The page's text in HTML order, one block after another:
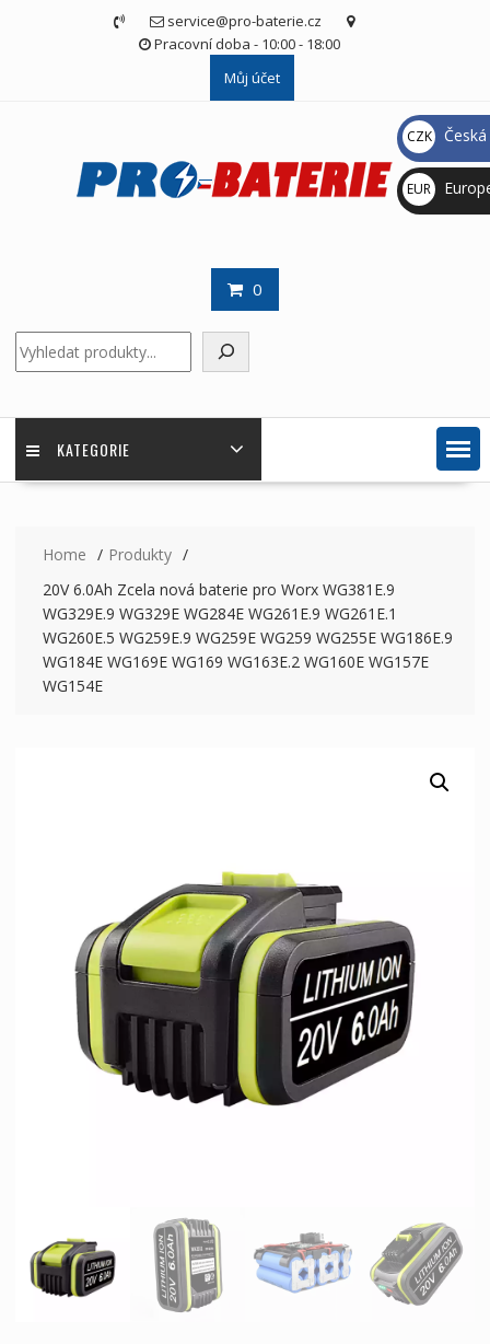
service@pro-baterie.cz
Pracovní doba - 10:00 - 18:00
Můj účet
0
KATEGORIE
Home
Produkty
20V 6.0Ah Zcela nová baterie pro Worx WG381E.9
WG329E.9 WG329E WG284E WG261E.9 WG261E.1
WG260E.5 WG259E.9 WG259E WG259 WG255E WG186E.9
WG184E WG169E WG169 WG163E.2 WG160E WG157E
WG154E
CZK
Kč
EUR
€